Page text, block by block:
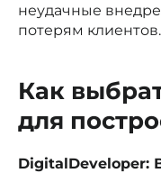
неудачные
потерям клиентов.
Как
для
DigitalDeveloper: